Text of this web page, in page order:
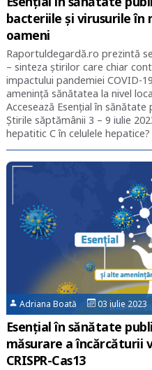
bacteriile și virusurile în
oameni
Raportuldegardă.ro prezintă
– sinteza știrilor care chiar
impactului pandemiei COVID-
amenință sănătatea la nivel
Accesează Esențial în
Știrile săptămânii 3 – 9 iulie
hepatitic C în celulele
Adriana Boată 03 iulie
Esențial în sănătate
măsurare a încărcăturii
CRISPR-Cas13